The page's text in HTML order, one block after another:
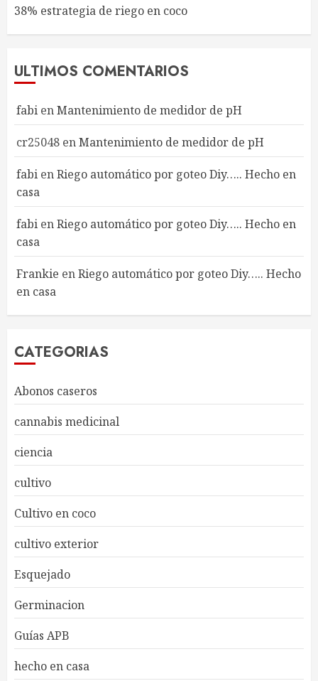
38% estrategia de riego en coco
ULTIMOS COMENTARIOS
fabi enMantenimiento de medidor de pH
cr25048 enMantenimiento de medidor de pH
fabi enRiego automático por goteo Diy….. Hecho en
casa
fabi enRiego automático por goteo Diy….. Hecho en
casa
Frankie enRiego automático por goteo Diy….. Hecho
en casa
CATEGORIAS
Abonos caseros
cannabis medicinal
ciencia
cultivo
Cultivo en coco
cultivo exterior
Esquejado
Germinacion
Guías APB
hecho en casa